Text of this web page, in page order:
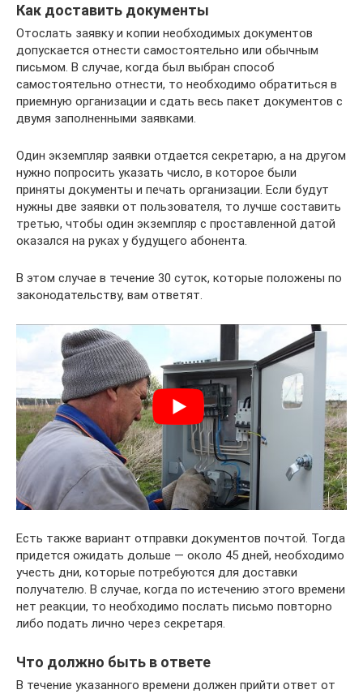
Как доставить документы
Отослать заявку и копии необходимых документов
допускается отнести самостоятельно или обычным
письмом. В случае, когда был выбран способ
самостоятельно отнести, то необходимо обратиться в
приемную организации и сдать весь пакет документов с
двумя заполненными заявками.
Один экземпляр заявки отдается секретарю, а на другом
нужно попросить указать число, в которое были
приняты документы и печать организации. Если будут
нужны две заявки от пользователя, то лучше составить
третью, чтобы один экземпляр с проставленной датой
оказался на руках у будущего абонента.
В этом случае в течение 30 суток, которые положены по
законодательству, вам ответят.
Есть также вариант отправки документов почтой. Тогда
придется ожидать дольше — около 45 дней, необходимо
учесть дни, которые потребуются для доставки
получателю. В случае, когда по истечению этого времени
нет реакции, то необходимо послать письмо повторно
либо подать лично через секретаря.
Что должно быть в ответе
В течение указанного времени должен прийти ответ от